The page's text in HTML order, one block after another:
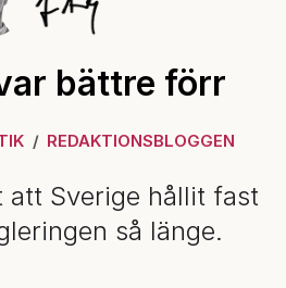
bättre förr
REDAKTIONSBLOGGEN
att Sverige hållit fast
så länge.